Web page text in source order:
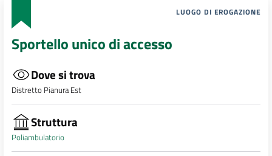
LUOGO DI EROGAZIONE
Sportello unico di accesso
Dove si trova
Distretto Pianura Est
Struttura
Poliambulatorio